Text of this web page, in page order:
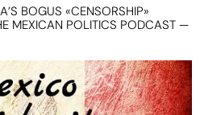
BOGUS «CENSORSHIP»
MEXICAN POLITICS PODCAST —